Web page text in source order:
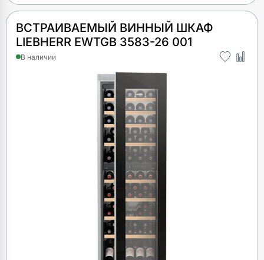
ВСТРАИВАЕМЫЙ ВИННЫЙ ШКАФ
LIEBHERR EWTGB 3583-26 001
В наличии